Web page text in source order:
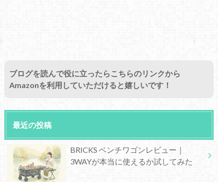
ブログを読んで役に立ったらこちらのリンクから
Amazonを利用していただけると嬉しいです！
最近の投稿
BRICKS ベンチワゴンレビュー｜
3WAYが本当に使えるか試してみた